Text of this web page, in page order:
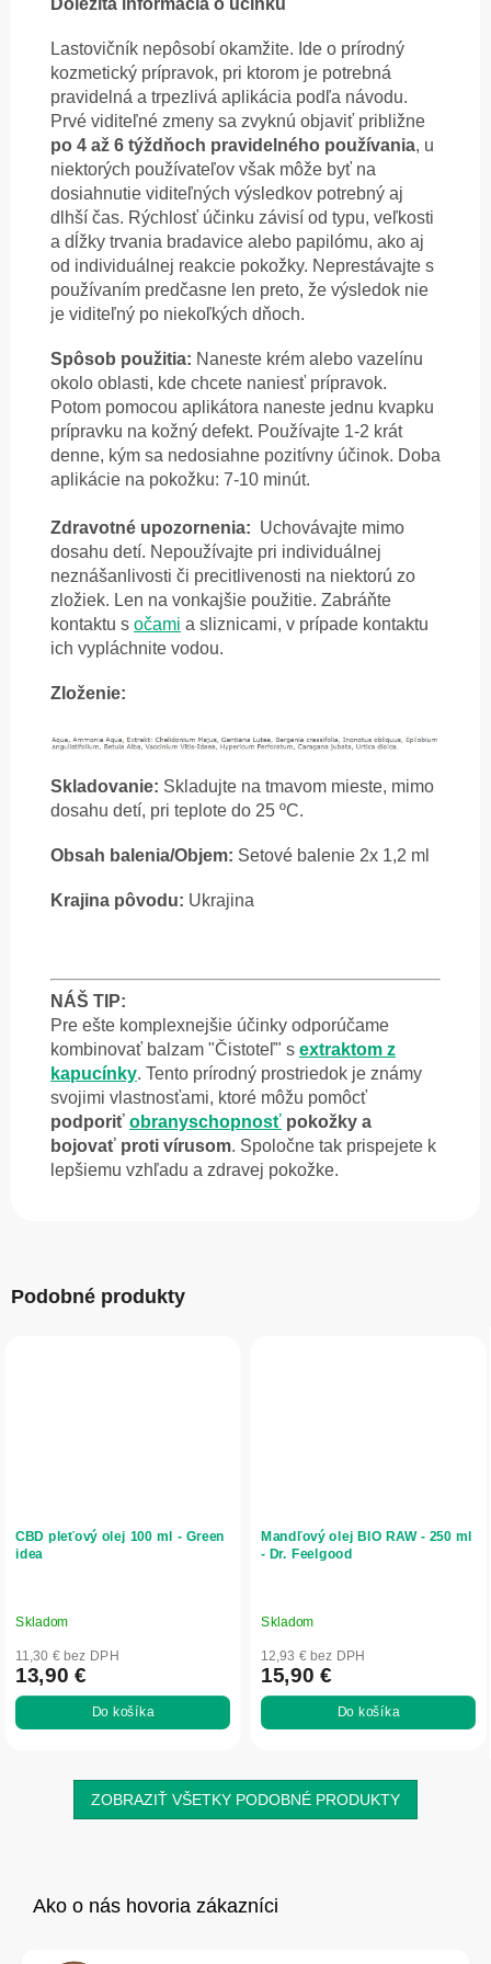
Lastovičník nepôsobí okamžite. Ide o prírodný
kozmetický prípravok, pri ktorom je potrebná
pravidelná a trpezlivá aplikácia podľa návodu.
Prvé viditeľné zmeny sa zvyknú objaviť približne
po 4 až 6 týždňoch pravidelného používania, u
niektorých používateľov však môže byť na
dosiahnutie viditeľných výsledkov potrebný aj
dlhší čas. Rýchlosť účinku závisí od typu, veľkosti
a dĺžky trvania bradavice alebo papilómu, ako aj
od individuálnej reakcie pokožky. Neprestávajte s
používaním predčasne len preto, že výsledok nie
je viditeľný po niekoľkých dňoch.
Spôsob použitia: Naneste krém alebo vazelínu
okolo oblasti, kde chcete naniesť prípravok.
Potom pomocou aplikátora naneste jednu kvapku
prípravku na kožný defekt. Používajte 1-2 krát
denne, kým sa nedosiahne pozitívny účinok. Doba
aplikácie na pokožku: 7-10 minút.
Zdravotné upozornenia: Uchovávajte mimo
dosahu detí. Nepoužívajte pri individuálnej
neznášanlivosti či precitlivenosti na niektorú zo
zložiek. Len na vonkajšie použitie. Zabráňte
kontaktu s očami a sliznicami, v prípade kontaktu
ich vypláchnite vodou.
Zloženie:
Skladovanie: Skladujte na tmavom mieste, mimo
dosahu detí, pri teplote do 25 ºC.
Obsah balenia/Objem: Setové balenie 2x 1,2 ml
Krajina pôvodu: Ukrajina
NÁŠ TIP:
Pre ešte komplexnejšie účinky odporúčame
kombinovať balzam "Čistoteľ" s extraktom z
kapucínky. Tento prírodný prostriedok je známy
svojimi vlastnosťami, ktoré môžu pomôcť
podporiť obranyschopnosť pokožky a
bojovať proti vírusom. Spoločne tak prispejete k
lepšiemu vzhľadu a zdravej pokožke.
Podobné produkty
CBD pleťový olej 100 ml - Green
idea
Skladom
11,30 € bez DPH
13,90 €
Do košíka
Mandľový olej BIO RAW - 250 ml
- Dr. Feelgood
Skladom
12,93 € bez DPH
15,90 €
Do košíka
ZOBRAZIŤ VŠETKY PODOBNÉ PRODUKTY